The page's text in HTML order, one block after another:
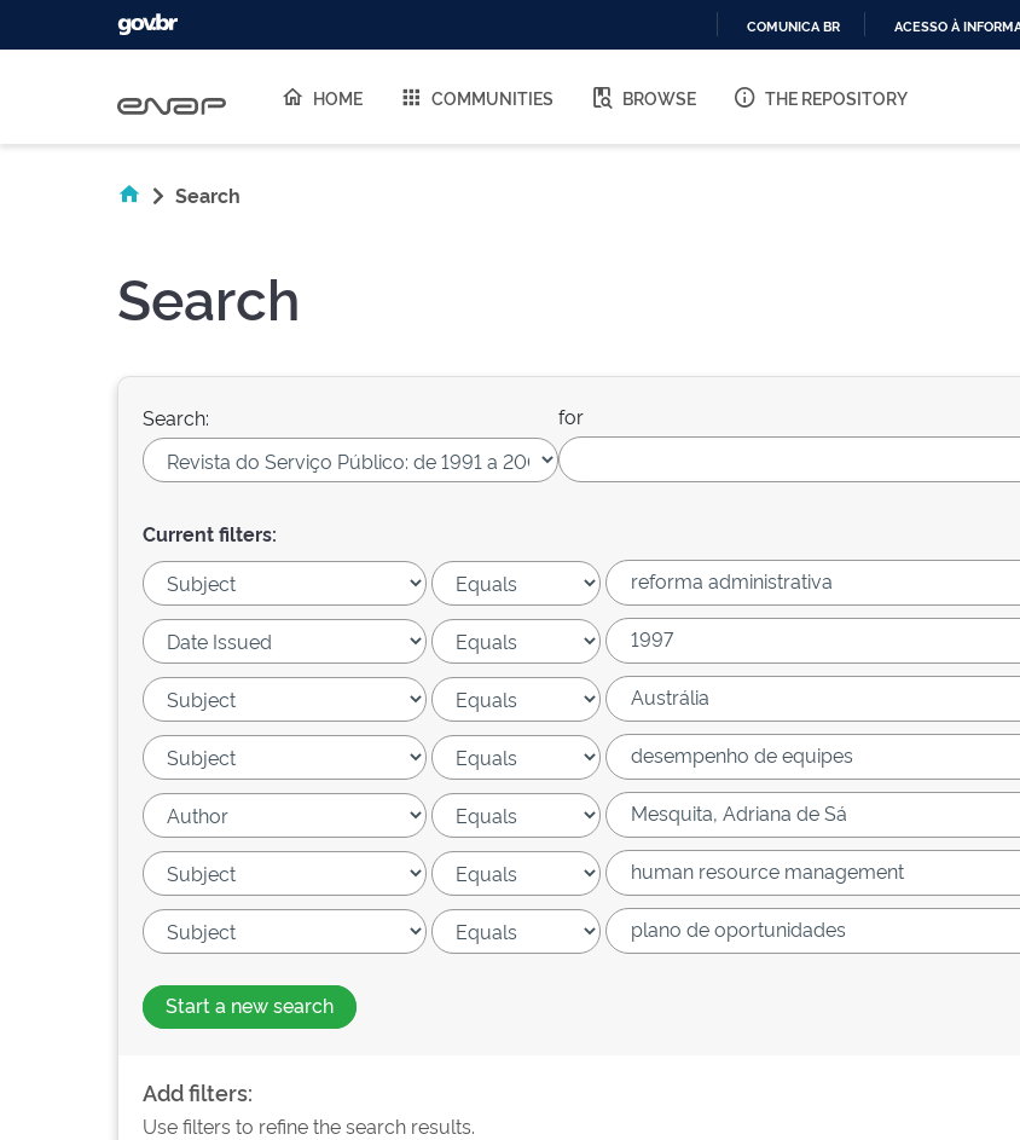
O
COMUNICA BR ACESSO À
HOME COMMUNITIES BROWSE THE REPOSITORY
Search
Search
Search: for
Current filters:
Start a new search
Add filters:
Use filters to refine the search results.